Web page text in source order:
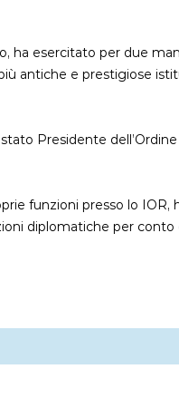
ha esercitato per due
antiche e prestigiose
Presidente
funzioni presso lo IOR,
diplomatiche per conto